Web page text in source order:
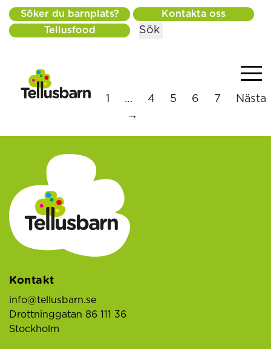
Söker du barnplats?
Kontakta oss
Tellusfood
Sök
← Föregående 1 … 4 5 6 7
Nästa
→
Kontakt
info@tellusbarn.se
Drottninggatan 86 111 36
Stockholm